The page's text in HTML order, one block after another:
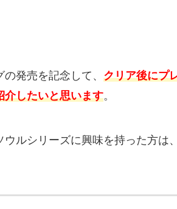
発売を記念して、 クリア後にプ
介したいと思います。
ルシリーズに興味を持った方は